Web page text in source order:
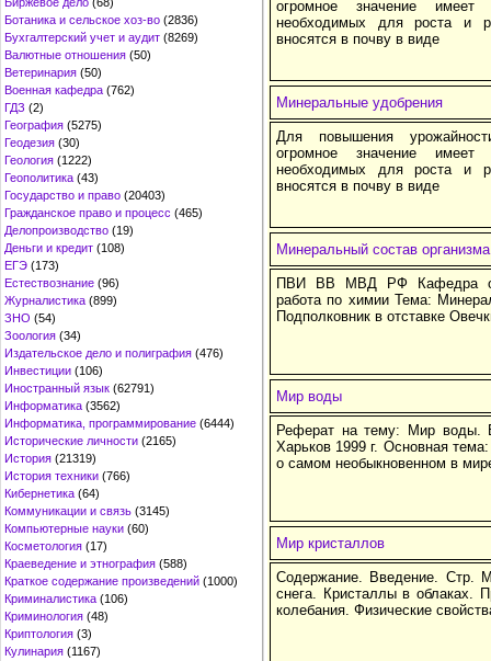
Ботаника и сельское хоз-во (2836)
Бухгалтерский учет и аудит (8269)
Валютные отношения (50)
Ветеринария (50)
Военная кафедра (762)
ГДЗ (2)
География (5275)
Геодезия (30)
Геология (1222)
Геополитика (43)
Государство и право (20403)
Гражданское право и процесс (465)
Делопроизводство (19)
Деньги и кредит (108)
ЕГЭ (173)
Естествознание (96)
Журналистика (899)
ЗНО (54)
Зоология (34)
Издательское дело и полиграфия (476)
Инвестиции (106)
Иностранный язык (62791)
Информатика (3562)
Информатика, программирование (6444)
Исторические личности (2165)
История (21319)
История техники (766)
Кибернетика (64)
Коммуникации и связь (3145)
Компьютерные науки (60)
Косметология (17)
Краеведение и этнография (588)
Краткое содержание произведений (1000)
Криминалистика (106)
Криминология (48)
Криптология (3)
Кулинария (1167)
огромное значение
необходимых для роста и
вносятся в почву в виде
Минеральные удобрения
Для повышения
огромное значение
необходимых для роста и
вносятся в почву в виде
Минеральный состав организма
ПВИ ВВ МВД РФ Кафедра
работа по химии Тема:
Подполковник в отставке
Мир воды
Реферат на тему: Мир воды.
Харьков 1999 г. Основная
о самом необыкновенном в
Мир кристаллов
Содержание. Введение. Стр.
снега. Кристаллы в облаках.
колебания. Физические